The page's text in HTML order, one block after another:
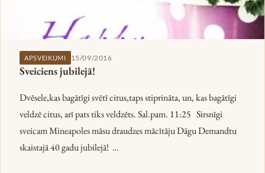
APSVEIKUMI 15/09/2016
Sveiciens jubilejā!
Dvēsele,kas bagātīgi svētī citus,taps stiprināta, un, kas bagātīgi
veldzē citus, arī pats tiks veldzēts. Sal.pam. 11:25 Sirsnīgi
sveicam Mineapoles māsu draudzes mācītāju Dāgu Demandtu
skaistajā 40 gadu jubilejā! …